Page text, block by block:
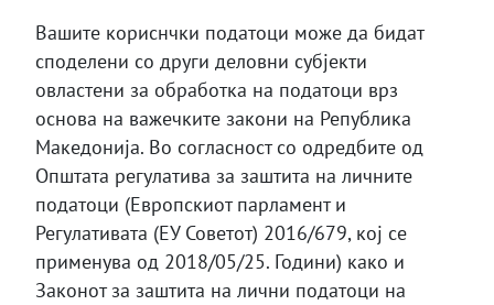
Вашите кориснчки податоци може да бидат
споделени со други деловни субјекти
овластени за обработка на податоци врз
основа на важечките закони на Република
Македонија. Во согласност со одредбите од
Општата регулатива за заштита на личните
податоци (Европскиот парламент и
Регулативата (ЕУ Советот) 2016/679, кој се
применува од 2018/05/25. Години) како и
Законот за заштита на лични податоци на